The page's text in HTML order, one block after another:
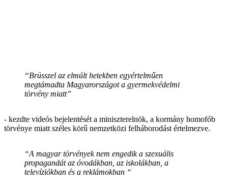
“Brüsszel az elmúlt hetekben egyértelműen
megtámadta Magyarországot a gyermekvédelmi
törvény miatt”
- kezdte videós bejelentését a miniszterelnök, a kormány homofób
törvénye miatt széles körű nemzetközi felháborodást értelmezve.
“A magyar törvények nem engedik a szexuális
propagandát az óvodákban, az iskolákban, a
televíziókban és a reklámokban “